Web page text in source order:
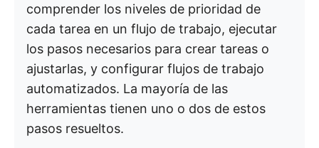
comprender los niveles de prioridad de
cada tarea en un flujo de trabajo, ejecutar
los pasos necesarios para crear tareas o
ajustarlas, y configurar flujos de trabajo
automatizados. La mayoría de las
herramientas tienen uno o dos de estos
pasos resueltos.